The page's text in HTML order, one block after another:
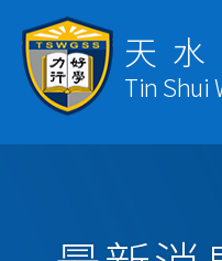
天
Tin Shui